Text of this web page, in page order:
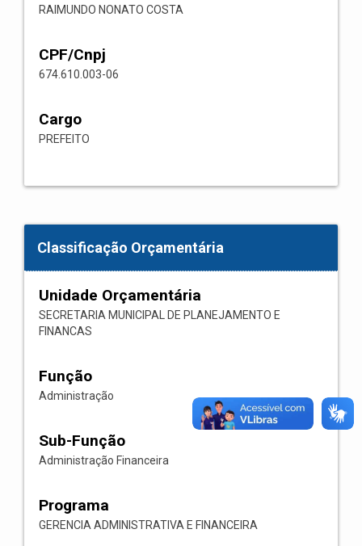
RAIMUNDO NONATO COSTA
CPF/Cnpj
674.610.003-06
Cargo
PREFEITO
Classificação Orçamentária
Unidade Orçamentária
SECRETARIA MUNICIPAL DE PLANEJAMENTO E
FINANCAS
Função
Administração
Sub-Função
Administração Financeira
Programa
GERENCIA ADMINISTRATIVA E FINANCEIRA